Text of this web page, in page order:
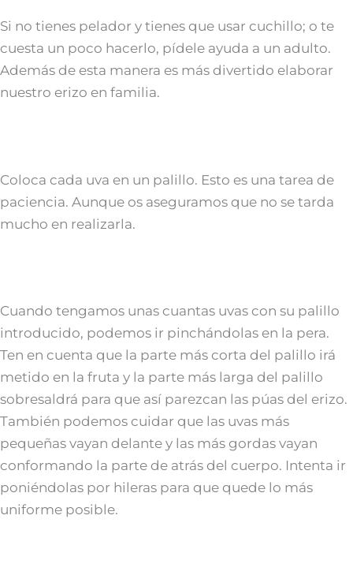
Si no tienes pelador y tienes que usar cuchillo; o te
cuesta un poco hacerlo, pídele ayuda a un adulto.
Además de esta manera es más divertido elaborar
nuestro erizo en familia.
Coloca cada uva en un palillo. Esto es una tarea de
paciencia. Aunque os aseguramos que no se tarda
mucho en realizarla.
Cuando tengamos unas cuantas uvas con su palillo
introducido, podemos ir pinchándolas en la pera.
Ten en cuenta que la parte más corta del palillo irá
metido en la fruta y la parte más larga del palillo
sobresaldrá para que así parezcan las púas del erizo.
También podemos cuidar que las uvas más
pequeñas vayan delante y las más gordas vayan
conformando la parte de atrás del cuerpo. Intenta ir
poniéndolas por hileras para que quede lo más
uniforme posible.